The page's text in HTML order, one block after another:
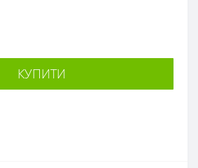
КУПИТИ